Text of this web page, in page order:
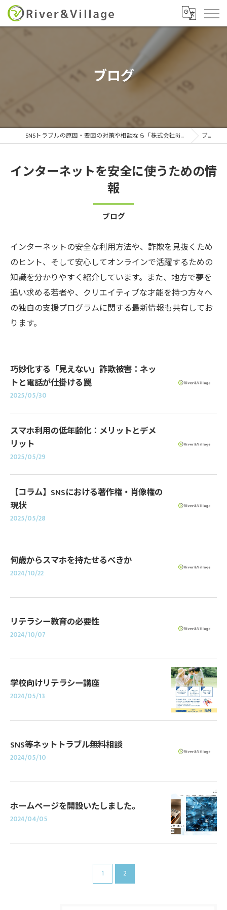
ブログ
SNSトラブルの原因・要因の対策や相談なら「株式会社River&Village」 ブログ
インターネットを安全に使うための情
報
ブログ
インターネットの安全な利用方法や、詐欺を見抜くため
のヒント、そして安心してオンラインで活躍するための
知識を分かりやすく紹介しています。また、地方で夢を
追い求める若者や、クリエイティブな才能を持つ方々へ
の独自の支援プログラムに関する最新情報も共有してお
ります。
巧妙化する「見えない」詐欺被害：ネッ
トと電話が仕掛ける罠
2025/05/30
スマホ利用の低年齢化：メリットとデメ
リット
2025/05/29
【コラム】SNSにおける著作権・肖像権の
現状
2025/05/28
何歳からスマホを持たせるべきか
2024/10/22
リテラシー教育の必要性
2024/10/07
学校向けリテラシー講座
2024/05/13
SNS等ネットトラブル無料相談
2024/05/10
ホームページを開設いたしました。
2024/04/05
1 2